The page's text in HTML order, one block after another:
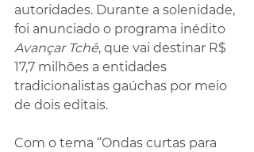
autoridades. Durante a solenidade,
foi anunciado o programa inédito
Avançar Tchê, que vai destinar R$
17,7 milhões a entidades
tradicionalistas gaúchas por meio
de dois editais.
Com o tema “Ondas curtas para